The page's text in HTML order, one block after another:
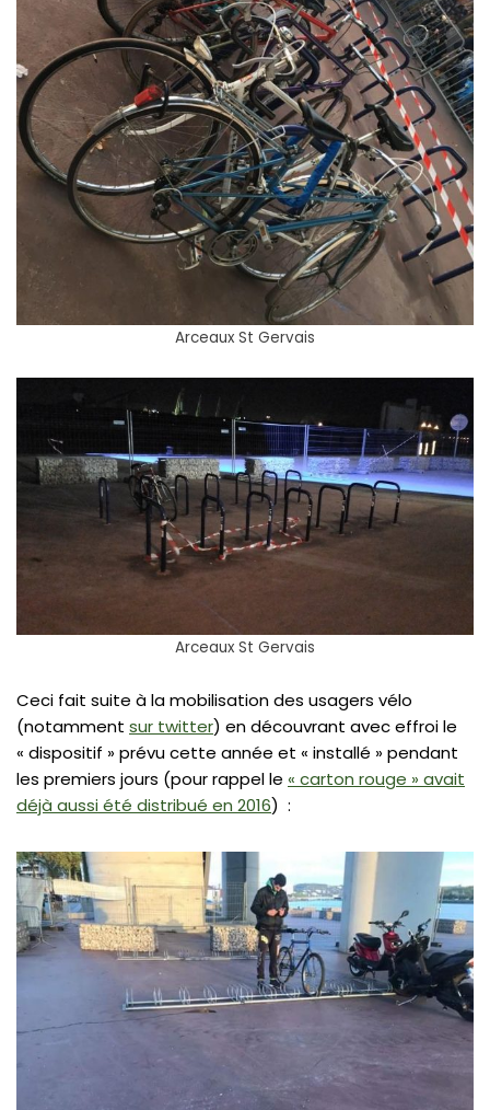
Arceaux St Gervais
Arceaux St Gervais
Ceci fait suite à la mobilisation des usagers vélo
(notamment sur twitter) en découvrant avec effroi le
« dispositif » prévu cette année et « installé » pendant
les premiers jours (pour rappel le « carton rouge » avait
déjà aussi été distribué en 2016) :